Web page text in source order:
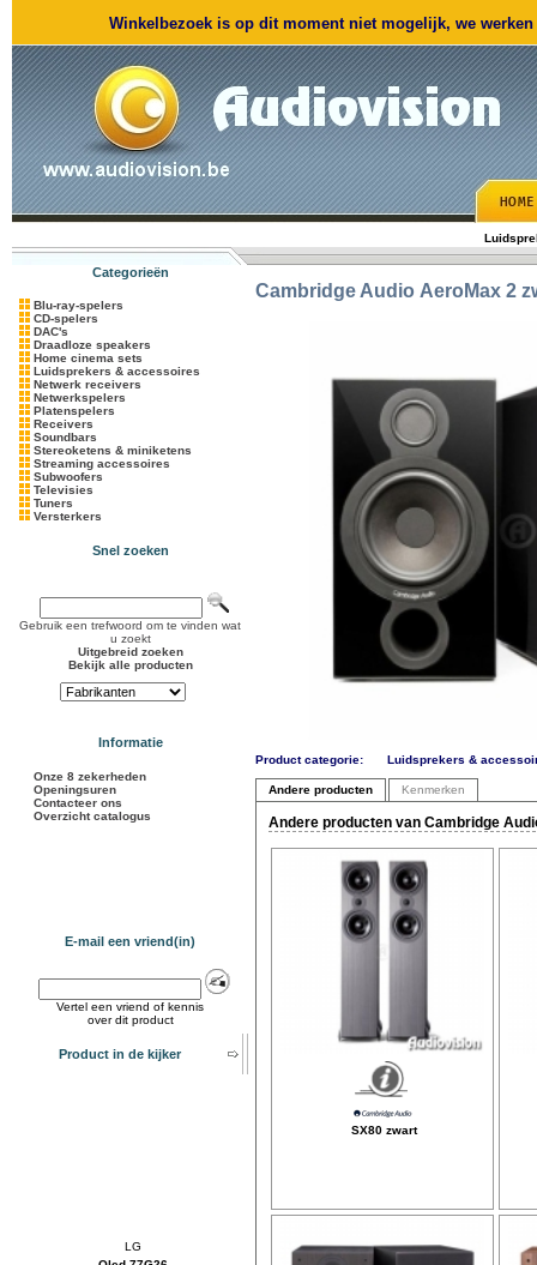
Winkelbezoek is op dit moment niet mogelijk, we
Categorieën
Blu-ray-spelers
CD-spelers
DAC's
Draadloze speakers
Home cinema sets
Luidsprekers & accessoires
Netwerk receivers
Netwerkspelers
Platenspelers
Receivers
Soundbars
Stereoketens & miniketens
Streaming accessoires
Subwoofers
Televisies
Tuners
Versterkers
Snel zoeken
Gebruik een trefwoord om te vinden wat
u zoekt
Uitgebreid zoeken
Bekijk alle producten
Informatie
Onze 8 zekerheden
Openingsuren
Contacteer ons
Overzicht catalogus
E-mail een vriend(in)
Vertel een vriend of kennis
over dit product
Product in de kijker
Cambridge Audio AeroMax 2
Product categorie: Luidsprekers &
Andere producten Kenmerken
Andere producten van Cambridge
SX80 zwart